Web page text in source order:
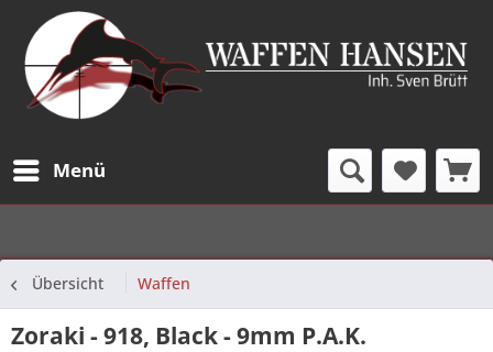
Menü
Übersicht Waffen
Zoraki - 918, Black - 9mm P.A.K.